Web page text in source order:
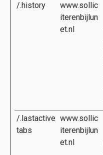
/.history
www.sollic
iterenbijlun
et.nl
/.lastactive
tabs
www.sollic
iterenbijlun
et.nl